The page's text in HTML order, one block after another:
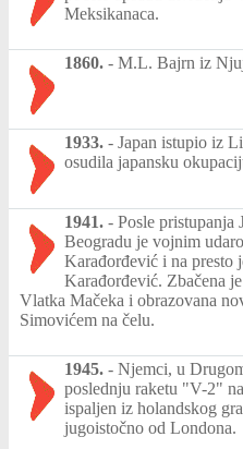
Meksikanaca.
1860. - M.L. Bajrn iz
1933. - Japan istupio iz
osudila japansku
1941. - Posle pristupanja
Beogradu je vojnim
Karađorđević i na presto
Karađorđević. Zbačena
Vlatka Mačeka i obrazovana
Simovićem na čelu.
1945. - Njemci, u
poslednju raketu "V-2"
ispaljen iz holandskog
jugoistočno od Londona.